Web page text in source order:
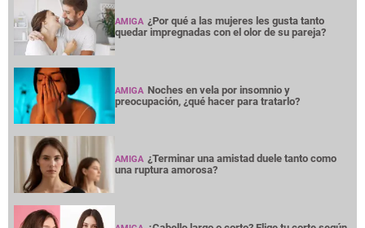
AMIGA ¿Por qué a las mujeres les gusta tanto
quedar impregnadas con el olor de su pareja?
AMIGA Noches en vela por insomnio y
preocupación, ¿qué hacer para tratarlo?
AMIGA ¿Terminar una amistad duele tanto como
una ruptura amorosa?